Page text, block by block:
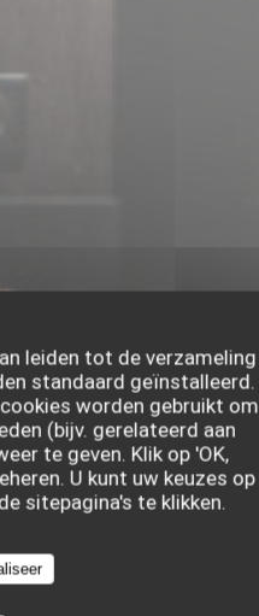
leiden tot de verzameling
standaard geïnstalleerd.
worden gebruikt om
(bijv. gerelateerd aan
te geven. Klik op 'OK,
U kunt uw keuzes op
sitepagina's te klikken.